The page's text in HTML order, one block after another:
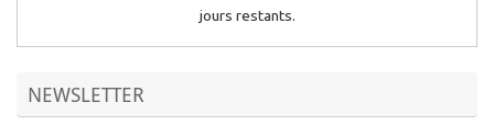
jours restants.
NEWSLETTER